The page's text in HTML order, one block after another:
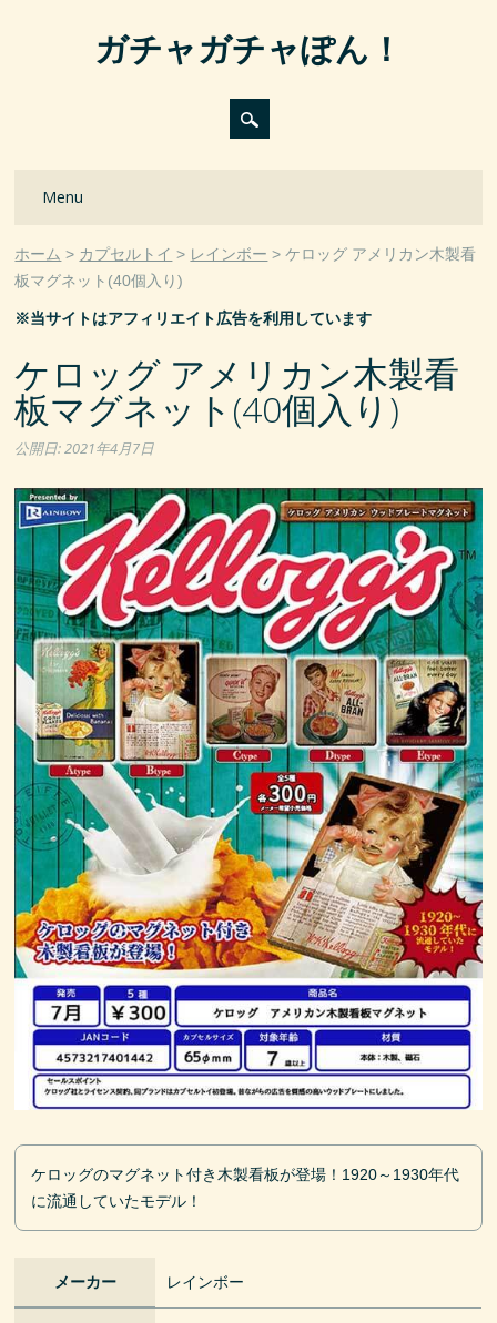
ガチャガチャぽん！
Main menu
Menu
ホーム カプセルトイ レインボー
ケロッグ アメリカン木製看
板マグネット(40個入り)
※当サイトはアフィリエイト広告を利用しています
ケロッグ アメリカン木製看
板マグネット(40個入り)
公開日:2021年4月7日
ケロッグのマグネット付き木製看板が登場！1920～1930年代
に流通していたモデル！
メーカー レインボー